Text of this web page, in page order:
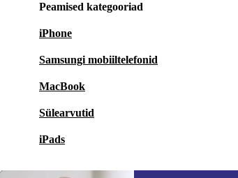
Peamised kategooriad
iPhone
Samsungi mobiiltelefonid
MacBook
Sülearvutid
iPads